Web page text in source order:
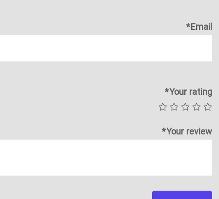
Email
*
Your rating
*
Your review
*